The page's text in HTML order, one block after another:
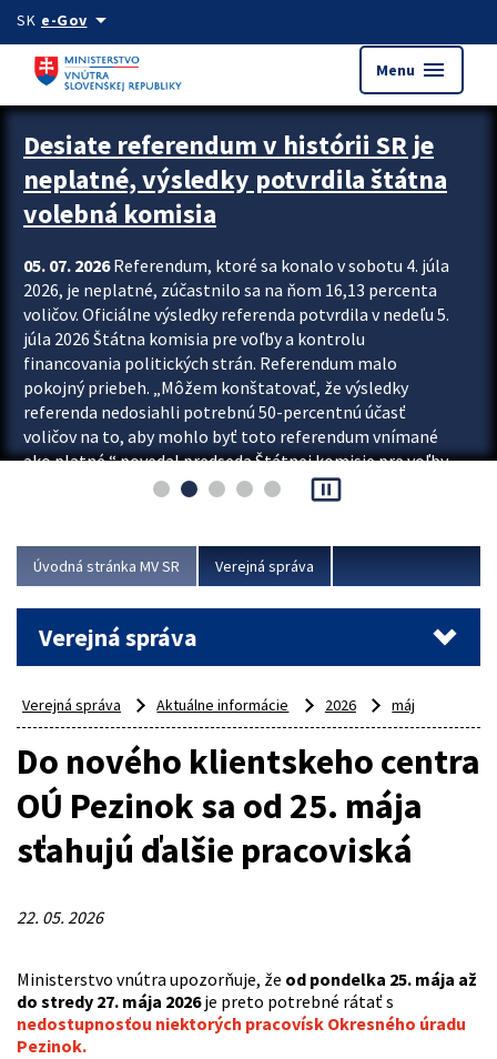
Preskocit na hlavný obsah
SK e-Govarrow_drop_down
Menu menu
Zastavit automatický posun upútavok
Desiate referendum v histórii SR je
neplatné, výsledky potvrdila štátna
volebná komisia
05. 07. 2026Referendum, ktoré sa konalo v sobotu 4. júla
2026, je neplatné, zúčastnilo sa na ňom 16,13 percenta
voličov. Oficiálne výsledky referenda potvrdila v nedeľu 5.
júla 2026 Štátna komisia pre voľby a kontrolu
financovania politických strán. Referendum malo
pokojný priebeh. „Môžem konštatovať, že výsledky
referenda nedosiahli potrebnú 50-percentnú účasť
voličov na to, aby mohlo byť toto referendum vnímané
ako platné,“ povedal predseda Štátnej komisie pre voľby
a kontrolu financovania politických...
pause_presentation
Úvodná stránka MV SR Verejná správa
Verejná správa
Verejná správa Aktuálne informácie 2026 máj
Do nového klientskeho centra
OÚ Pezinok sa od 25. mája
sťahujú ďalšie pracoviská
22. 05. 2026
Ministerstvo vnútra upozorňuje, že od pondelka 25. mája až
do stredy 27. mája 2026je preto potrebné rátať s
nedostupnosťou niektorých pracovísk Okresného úradu
Pezinok.